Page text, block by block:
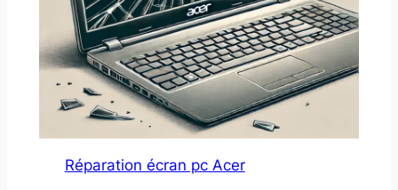
Réparation écran pc Acer